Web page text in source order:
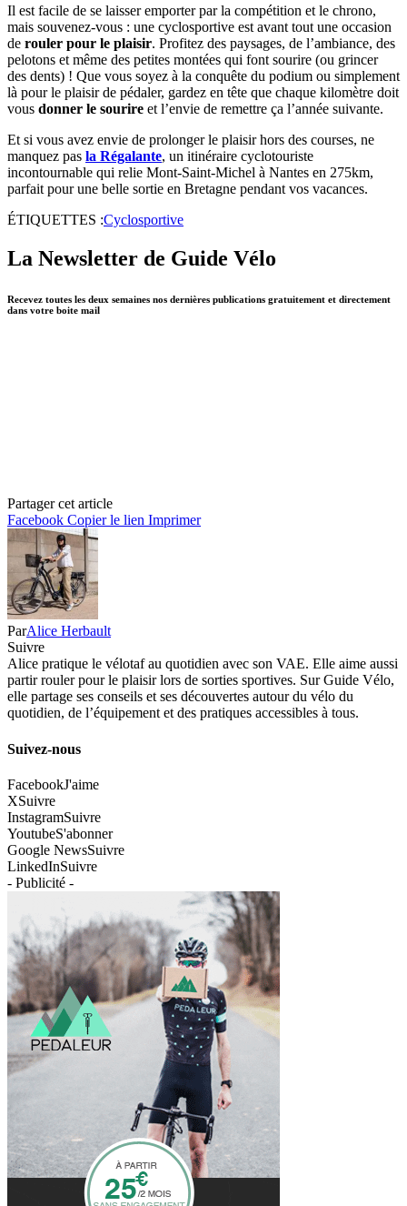
Il est facile de se laisser emporter par la compétition et le chrono,
mais souvenez-vous : une cyclosportive est avant tout une occasion
de rouler pour le plaisir. Profitez des paysages, de l’ambiance, des
pelotons et même des petites montées qui font sourire (ou grincer
des dents) ! Que vous soyez à la conquête du podium ou simplement
là pour le plaisir de pédaler, gardez en tête que chaque kilomètre doit
vous donner le sourire et l’envie de remettre ça l’année suivante.
Et si vous avez envie de prolonger le plaisir hors des courses, ne
manquez pas la Régalante, un itinéraire cyclotouriste
incontournable qui relie Mont-Saint-Michel à Nantes en 275km,
parfait pour une belle sortie en Bretagne pendant vos vacances.
ÉTIQUETTES :Cyclosportive
La Newsletter de Guide Vélo
Recevez toutes les deux semaines nos dernières publications gratuitement et directement
dans votre boite mail
Partager cet article
Facebook Copier le lien Imprimer
ParAlice Herbault
Suivre
Alice pratique le vélotaf au quotidien avec son VAE. Elle aime aussi
partir rouler pour le plaisir lors de sorties sportives. Sur Guide Vélo,
elle partage ses conseils et ses découvertes autour du vélo du
quotidien, de l’équipement et des pratiques accessibles à tous.
Suivez-nous
FacebookJ'aime
XSuivre
InstagramSuivre
YoutubeS'abonner
Google NewsSuivre
LinkedInSuivre
- Publicité -